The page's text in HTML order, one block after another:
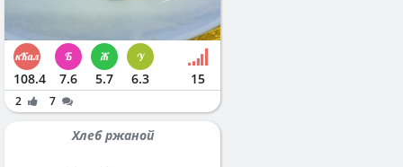
108.4 7.6 5.7 6.3 15
2 7
Хлеб ржаной